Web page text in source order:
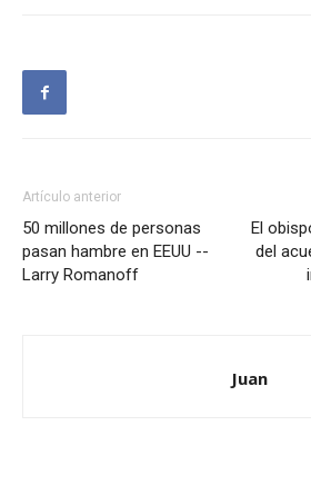
Artículo anterior
50 millones de personas
pasan hambre en EEUU --
Larry Romanoff
El
del
Juan